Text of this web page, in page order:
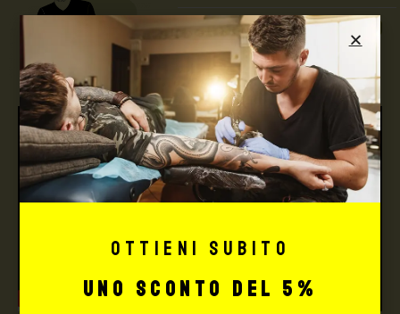
TUTTO PER IL TUO
TATTOO STUDIO
Ottieni subito
uno sconto del 5%